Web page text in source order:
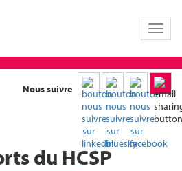
Toggle
Nous suivre
du HCSP